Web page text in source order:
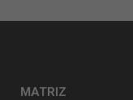
MATRIZ